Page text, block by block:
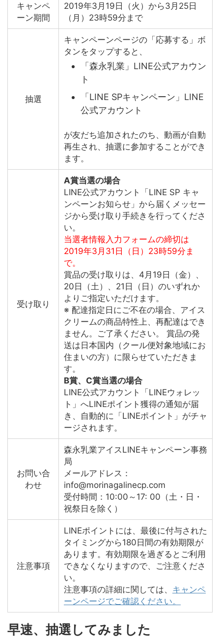
キャンペ
ーン期間
2019年3月19日（火）から3月25日
（月）23時59分まで
抽選
キャンペーンページの「応募する」ボ
タンをタップすると、
「森永乳業」LINE公式アカウン
ト
「LINE SPキャンペーン」LINE
公式アカウント
が友だち追加されたのち、動画が自動
再生され、抽選に参加することができ
ます。
受け取り
A賞当選の場合
LINE公式アカウント「LINE SP キャ
ンペーンお知らせ」から届くメッセー
ジから受け取り手続きを行ってくださ
い。
当選者情報入力フォームの締切は
2019年3月31日（日）23時59分ま
で。
賞品の受け取りは、4月19日（金）、
20日（土）、21日（日）のいずれか
よりご指定いただけます。
※ 配達指定日にご不在の場合、アイス
クリームの商品特性上、再配達はでき
ません。ご了承ください。 賞品の発
送は日本国内（クール便対象地域にお
住まいの方）に限らせていただきま
す。
B賞、C賞当選の場合
LINE公式アカウント「LINEウォレッ
ト」へLINEポイント獲得の通知が届
き、自動的に「LINEポイント」がチャ
ージされます。
お問い合
わせ
森永乳業アイスLINEキャンペーン事務
局
メールアドレス：
info@morinagalinecp.com
受付時間：10:00～17: 00（土・日・
祝祭日を除く）
注意事項
LINEポイントには、最後に付与された
タイミングから180日間の有効期限が
ありま す。有効期限を過ぎるとご利用
できなくなりますので、ご注意くださ
い。
注意事項の詳細に関しては、 キャンペ
ーンページでご確認ください。
早速、抽選してみました